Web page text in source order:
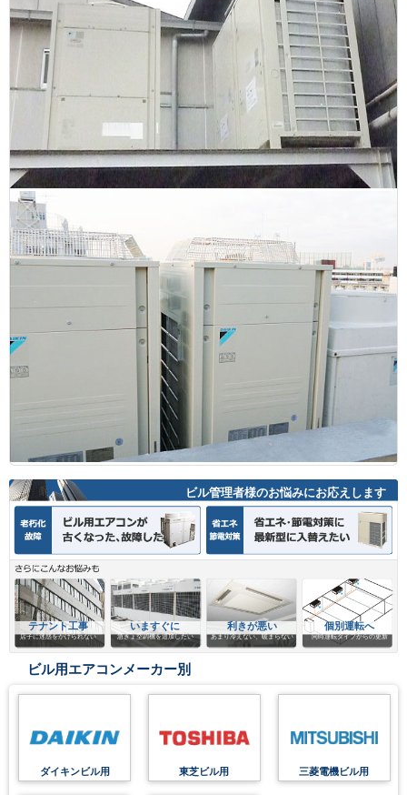
ビル管理者様のお悩みにお応えします
テナント工事
店子に迷惑をかけられない
いますぐに
急きょ空調機を追加したい
利きが悪い
あまり冷えない、暖まらない
個別運転へ
同時運転タイプからの更新
ビル用エアコンメーカー別
ダイキンビル用 東芝ビル用 三菱電機ビル用